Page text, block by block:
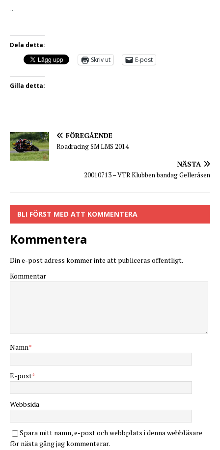
Dela detta:
Skriv ut
E-post
Gilla detta:
FÖREGÅENDE
Roadracing SM LMS 2014
NÄSTA
20010713 – VTR Klubben bandag Gelleråsen
BLI FÖRST MED ATT KOMMENTERA
Kommentera
Din e-post adress kommer inte att publiceras offentligt.
Kommentar
Namn*
E-post*
Webbsida
Spara mitt namn, e-post och webbplats i denna webbläsare
för nästa gång jag kommenterar.